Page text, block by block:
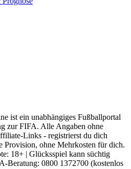
ist ein unabhängiges Fußballportal
zur FIFA. Alle Angaben ohne
Links - registrierst du dich
Provision, ohne Mehrkosten für dich.
18+ | Glücksspiel kann süchtig
Beratung: 0800 1372700 (kostenlos